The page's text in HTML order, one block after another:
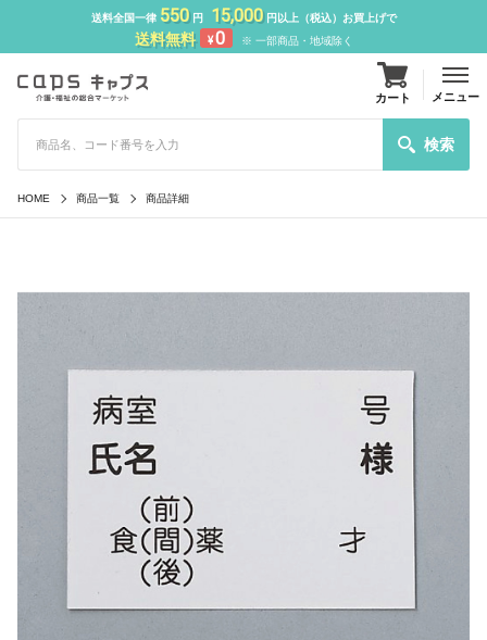
送料全国一律 550円 15,000円以上（税込）お買上げで
送料無料 ¥0 ※ 一部商品・地域除く
検索
カート メニュー
HOME 商品一覧 商品詳細